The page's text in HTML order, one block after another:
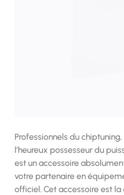
Professionnels du
l’heureux possesseur du
est un accessoire
votre partenaire en
officiel. Cet accessoire est